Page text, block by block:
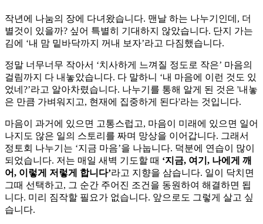
작년에 나눔의 장에 다녀왔습니다. 맨날 하는 나누기인데, 더
별것이 있을까? 싶어 특별히 기대하지 않았습니다. 단지 가는
김에 ‘내 맘 밑바닥까지 꺼내 보자’라고 다짐했습니다.
정말 너무너무 작아서 ‘치사하게 느껴질 정도로 작은’ 마음의
걸림까지 다 내놓았습니다. 다 말하니 ‘내 마음에 이런 것도 있
었네?’라고 알아차렸습니다. 나누기를 통해 알게 된 것은 '내놓
은 만큼 가벼워지고, 현재에 집중하게 된다'라는 것입니다.
마음이 과거에 있으면 고통스럽고, 마음이 미래에 있으면 일어
나지도 않은 일의 스토리를 짜며 망상을 이어갑니다. 그래서
정토회 나누기는 ‘지금 마음’을 나눕니다. 덕분에 연습이 많이
되었습니다. 저는 매일 새벽 기도할 때 ‘지금, 여기, 나에게 깨
어, 이렇게 저렇게 합니다’라고 지향을 삼습니다. 일이 닥치면
그때 선택하고, 그 순간 주어진 조건을 동원하여 해결하면 됩
니다. 미리 짐작할 필요가 없습니다. 앞으로도 그렇게 살고 싶
습니다.